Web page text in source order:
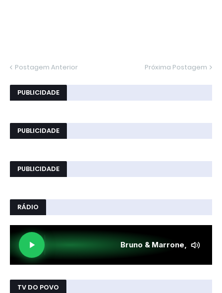
Postagem Anterior Próxima Postagem
PUBLICIDADE
PUBLICIDADE
PUBLICIDADE
RÁDIO
TV DO POVO